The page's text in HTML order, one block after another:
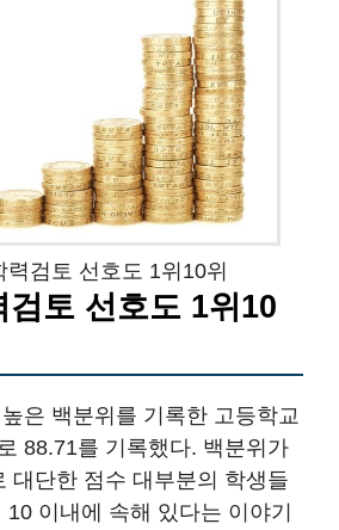
력검토 선호도 1위10위
검토 선호도 1위10
은 백분위를 기록한 고등학교
88.71를 기록했다. 백분위가
대단한 점수 대부분의 학생들
이내에 속해 있다는 이야기